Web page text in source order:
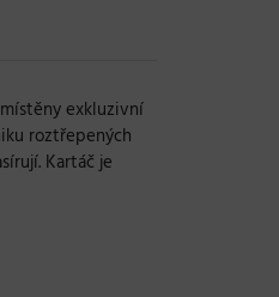
exkluzivní
roztřepených
Kartáč je